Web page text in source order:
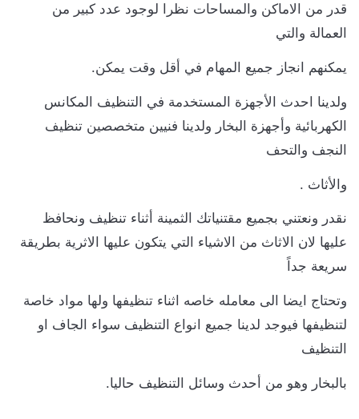
قدر من الاماكن والمساحات نظرا لوجود عدد كبير من
العمالة والتي
يمكنهم انجاز جميع المهام في أقل وقت يمكن.
ولدينا احدث الأجهزة المستخدمة في التنظيف المكانس
الكهربائية وأجهزة البخار ولدينا فنيين متخصصين تنظيف
النجف والتحف
والأثاث .
نقدر ونعتني بجميع مقتنياتك الثمينة أثناء تنظيف ونحافظ
عليها لان الاثاث من الاشياء التي يتكون عليها الاثرية بطريقة
سريعة جداً
وتحتاج ايضا الى معامله خاصه اثناء تنظيفها ولها مواد خاصة
لتنظيفها فيوجد لدينا جميع انواع التنظيف سواء الجاف او
التنظيف
بالبخار وهو من أحدث وسائل التنظيف حاليا.